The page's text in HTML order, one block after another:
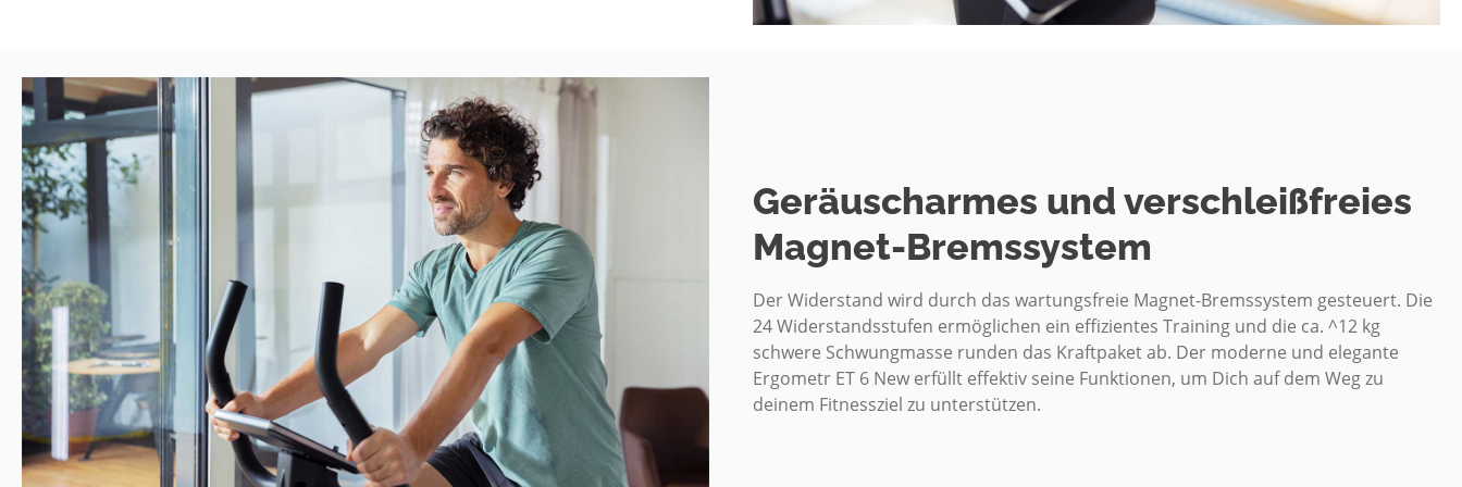
Person zum Trainieren benutzt werden. Die Trainingsleistung sollte insgesamt 90 Min./tägl.
nicht überschreiten.
11. Es sind Trainingskleidung und Schuhe zu tragen die für ein Fitness-Training mit dem
Gerät geeignet sind. Die Kleidung muss so beschaffen sein, dass diese aufgrund ihrer Form
(z.B. Länge) während des Trainings nicht hängen bleiben kann. Die Trainingsschuhe sollten
passend zum Trainingsgerät gewählt werden, grundsätzlich dem Fuß einen festen Halt geben
und eine rutschfeste Sohle besitzen.
12. Achtung! Wenn Schwindelgefühle, Übelkeit, Brustschmerzen oder andere abnormale
Symptome wahrgenommen werden, das Training abbrechen und an einen geeigneten Arzt
wenden.
13. Generell gilt, dass Sportgeräte kein Spielzeug sind. Sie dürfen daher nur
bestimmungsgemäß und von entsprechend informierten und unterwiesenen Personen
benutzt werden.
14. Personen wie Kinder, Invalide und behinderte Menschen sollten, das Gerät nur im Beisein
einer weiteren Person, die eine Hilfestellung und Anleitung geben kann, benutzen. Die
Geräuscharmes und verschleißfreies
Magnet-Bremssystem
Der Widerstand wird durch das wartungsfreie Magnet-Bremssystem gesteuert. Die
24 Widerstandsstufen ermöglichen ein effizientes Training und die ca. ^12 kg
schwere Schwungmasse runden das Kraftpaket ab. Der moderne und elegante
Ergometr ET 6 New erfüllt effektiv seine Funktionen, um Dich auf dem Weg zu
deinem Fitnessziel zu unterstützen.